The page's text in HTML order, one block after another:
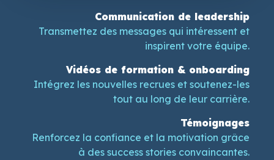
Communication de leadership
Transmettez des messages qui intéressent et
inspirent votre équipe.
Vidéos de formation & onboarding
Intégrez les nouvelles recrues et soutenez-les
tout au long de leur carrière.
Témoignages
Renforcez la confiance et la motivation grâce
à des success stories convaincantes.